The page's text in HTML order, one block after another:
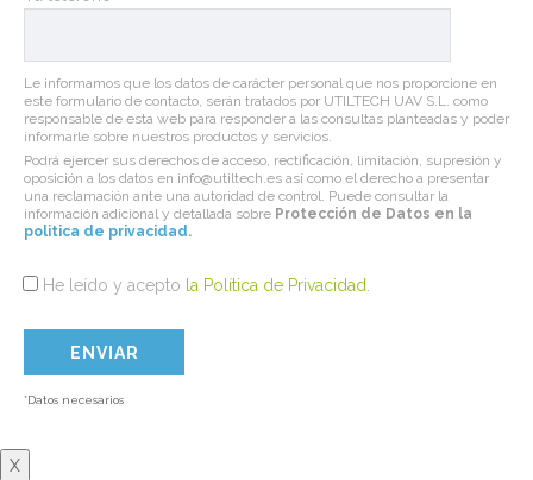
Le informamos que los datos de carácter personal que nos proporcione en
este formulario de contacto, serán tratados por UTILTECH UAV S.L. como
responsable de esta web para responder a las consultas planteadas y poder
informarle sobre nuestros productos y servicios.
Podrá ejercer sus derechos de acceso, rectificación, limitación, supresión y
oposición a los datos en info@utiltech.es así como el derecho a presentar
una reclamación ante una autoridad de control. Puede consultar la
información adicional y detallada sobre Protección de Datos en la
politica de privacidad.
He leído y acepto la Política de Privacidad
*Datos necesarios
X